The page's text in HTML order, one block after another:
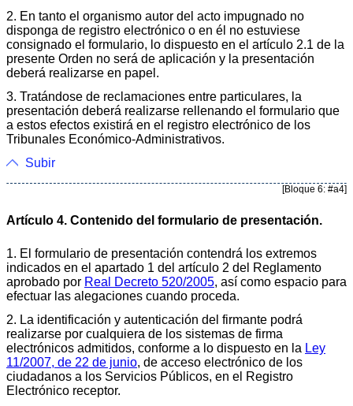
2. En tanto el organismo autor del acto impugnado no
disponga de registro electrónico o en él no estuviese
consignado el formulario, lo dispuesto en el artículo 2.1 de la
presente Orden no será de aplicación y la presentación
deberá realizarse en papel.
3. Tratándose de reclamaciones entre particulares, la
presentación deberá realizarse rellenando el formulario que
a estos efectos existirá en el registro electrónico de los
Tribunales Económico-Administrativos.
Subir
[Bloque 6: #a4]
Artículo 4. Contenido del formulario de presentación.
1. El formulario de presentación contendrá los extremos
indicados en el apartado 1 del artículo 2 del Reglamento
aprobado por Real Decreto 520/2005, así como espacio para
efectuar las alegaciones cuando proceda.
2. La identificación y autenticación del firmante podrá
realizarse por cualquiera de los sistemas de firma
electrónicos admitidos, conforme a lo dispuesto en la Ley
11/2007, de 22 de junio, de acceso electrónico de los
ciudadanos a los Servicios Públicos, en el Registro
Electrónico receptor.